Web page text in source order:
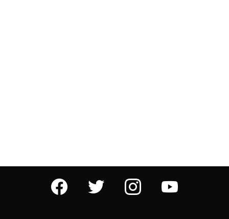
facebook twitter instagram